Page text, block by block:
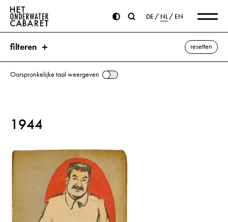
DE NL EN
filteren resetten
Arbeidsdienst ⌫
alle weergeven
Oorspronkelijke taal weergeven
1944